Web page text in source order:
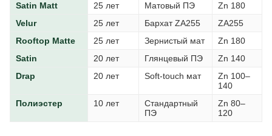
Satin Matt
25 лет Матовый ПЭ
Zn 180
Velur
25 лет Бархат ZA255
ZA255
Rooftop Matte
25 лет Зернистый мат
Zn 180
Satin
20 лет Глянцевый ПЭ
Zn 140
Drap
20 лет Soft-touch мат
Zn 100–
140
Полиэстер
10 лет
Стандартный
ПЭ
Zn 80–
120